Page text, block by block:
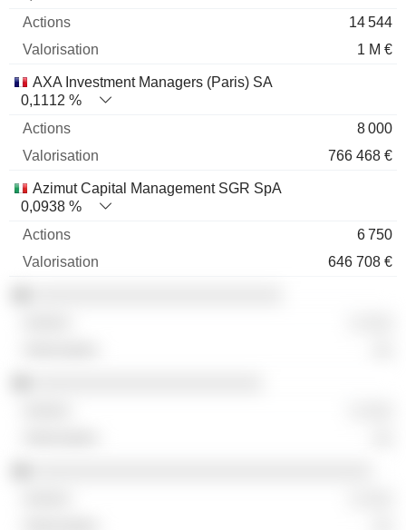
14 544
1 M €
AXA Investment Managers (Paris) SA
0,1112 %
8 000
766 468 €
Azimut Capital Management SGR SpA
0,0938 %
6 750
646 708 €